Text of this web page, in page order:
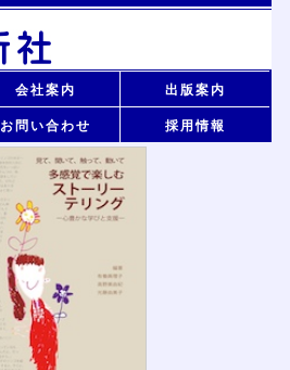
会社案内 出版案内
お問い合わせ 採用情報